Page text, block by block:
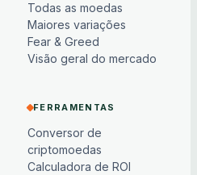
Todas as moedas
Maiores variações
Fear & Greed
Visão geral do mercado
FERRAMENTAS
Conversor de
criptomoedas
Calculadora de ROI